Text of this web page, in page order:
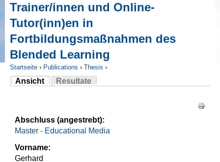
Trainer/innen und Online-
Tutor(inn)en in
Fortbildungsmaßnahmen des
Blended Learning
Sie sind hier
Startseite › Publications › Thesis ›
Ansicht
(aktiver Reiter)
Resultate
Abschluss (angestrebt):
Master - Educational Media
Vorname:
Gerhard